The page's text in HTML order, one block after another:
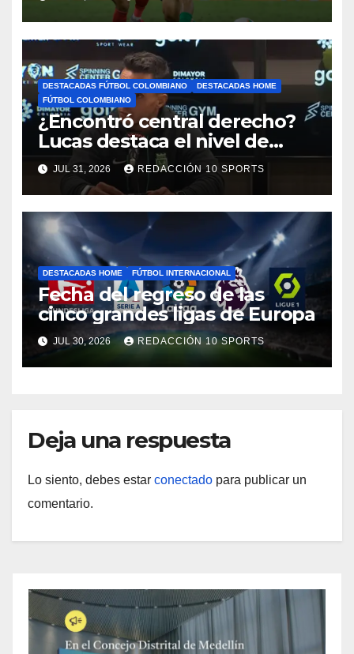
motivos de seguridad
DESTACADAS FÚTBOL COLOMBIANO
DESTACADAS HOME
FÚTBOL COLOMBIANO
¿Encontró central derecho?
Lucas destaca el nivel de
Néider Parra
JUL 31, 2026 REDACCIÓN 10 SPORTS
DESTACADAS HOME FÚTBOL INTERNACIONAL
Fecha del regreso de las
cinco grandes ligas de Europa
JUL 30, 2026 REDACCIÓN 10 SPORTS
Deja una respuesta
Lo siento, debes estar conectado para publicar un
comentario.